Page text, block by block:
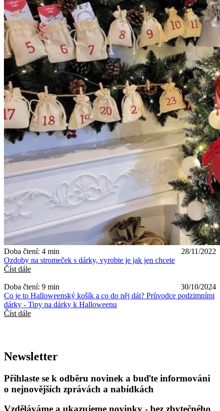
Doba čtení: 4 min
28/11/2022
Ozdoby na stromeček s dárky, vyrobte je jak jen chcete
Číst dále
Doba čtení: 9 min
30/10/2024
Co je to Halloweenský košík a co do něj dát? Průvodce podzimními
dárky - Tipy na dárky k Halloweenu
Číst dále
Newsletter
Přihlaste se k odběru novinek a buďte informováni
o nejnovějších zprávách a nabídkách